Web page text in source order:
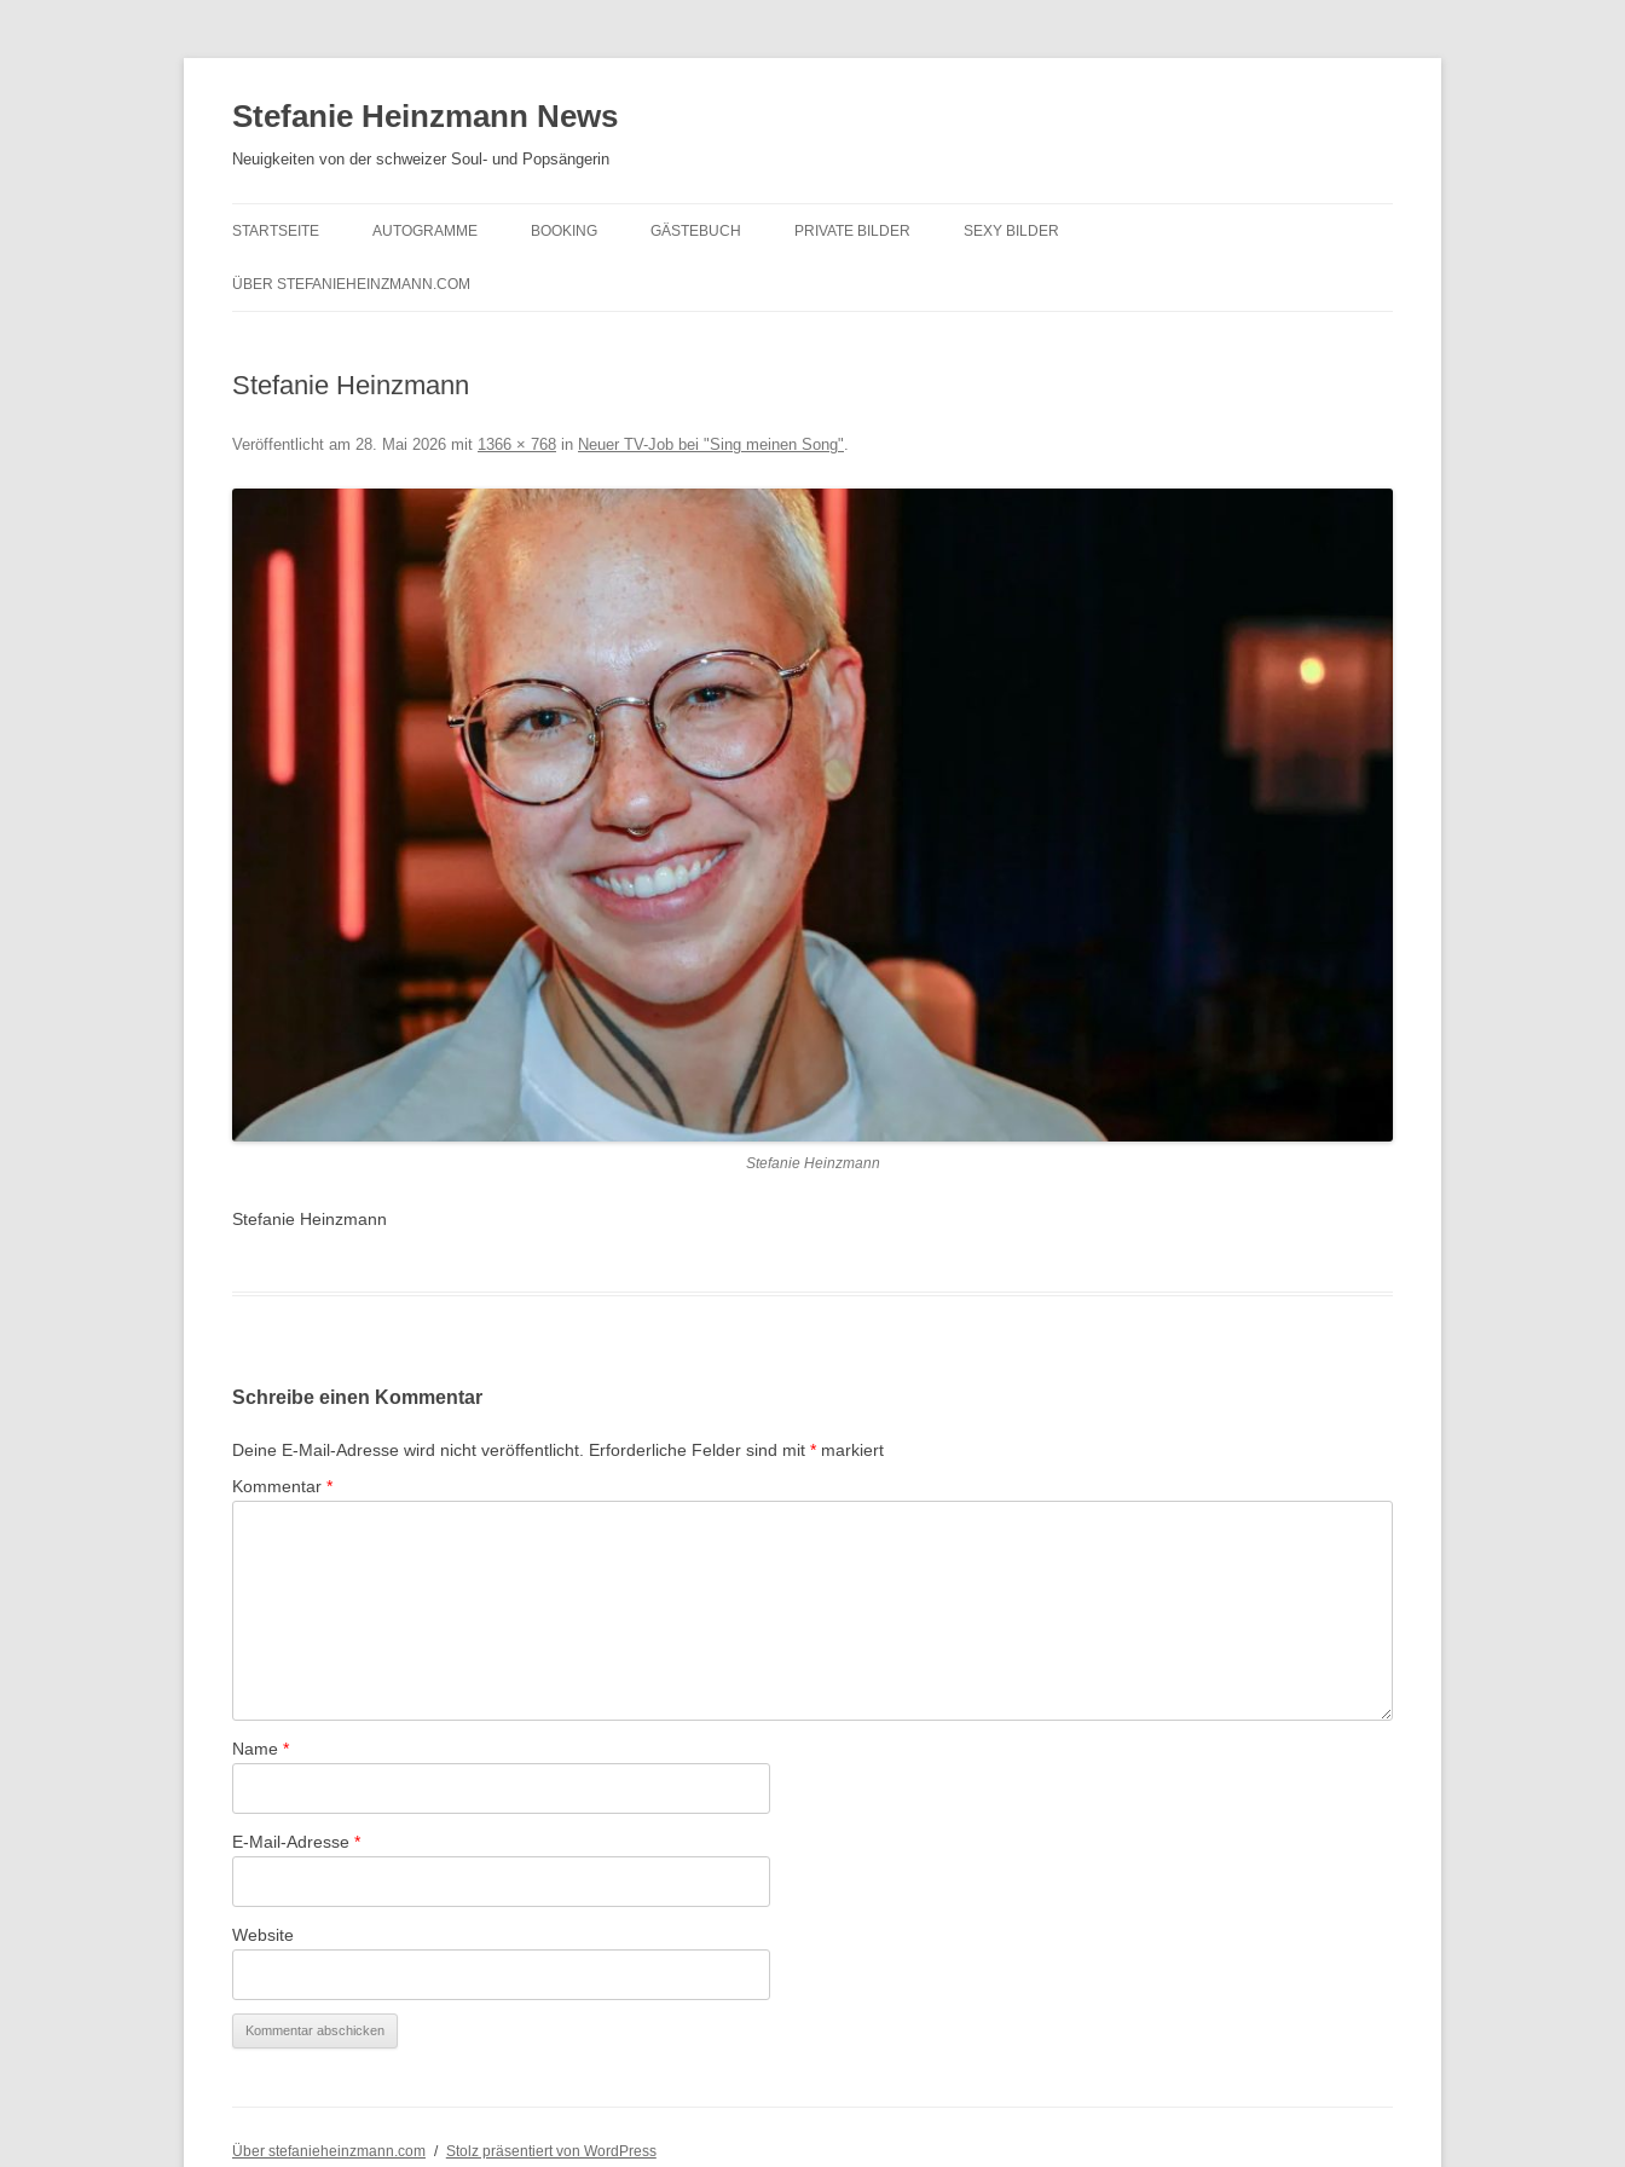
Stefanie Heinzmann News
Neuigkeiten von der schweizer Soul- und Popsängerin
STARTSEITE AUTOGRAMME BOOKING GÄSTEBUCH PRIVATE BILDER SEXY BILDER
ÜBER STEFANIEHEINZMANN.COM
Stefanie Heinzmann
Veröffentlicht am 28. Mai 2026 mit 1366 × 768 in Neuer TV-Job bei "Sing meinen Song".
Stefanie Heinzmann
Stefanie Heinzmann
Schreibe einen Kommentar
Deine E-Mail-Adresse wird nicht veröffentlicht. Erforderliche Felder sind mit * markiert
Kommentar *
Name *
E-Mail-Adresse *
Website
Über stefanieheinzmann.com Stolz präsentiert von WordPress